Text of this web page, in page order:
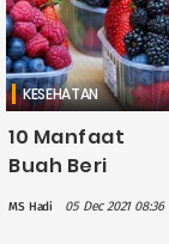
KESEHATAN
10 Manfaat
Buah Beri
untuk
MS Hadi 05 Dec 2021 08:36